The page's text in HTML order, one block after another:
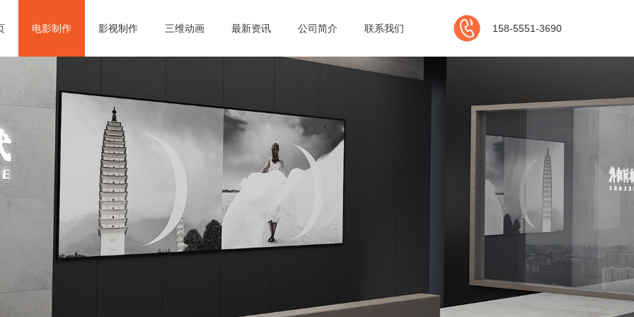
电影制作 影视制作 三维动画 最新资讯 公司简介 联系我们 158-5551-3690